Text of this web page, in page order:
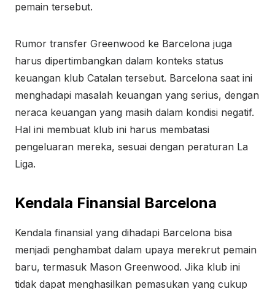
pemain tersebut.
Rumor transfer Greenwood ke Barcelona juga
harus dipertimbangkan dalam konteks status
keuangan klub Catalan tersebut. Barcelona saat ini
menghadapi masalah keuangan yang serius, dengan
neraca keuangan yang masih dalam kondisi negatif.
Hal ini membuat klub ini harus membatasi
pengeluaran mereka, sesuai dengan peraturan La
Liga.
Kendala Finansial Barcelona
Kendala finansial yang dihadapi Barcelona bisa
menjadi penghambat dalam upaya merekrut pemain
baru, termasuk Mason Greenwood. Jika klub ini
tidak dapat menghasilkan pemasukan yang cukup